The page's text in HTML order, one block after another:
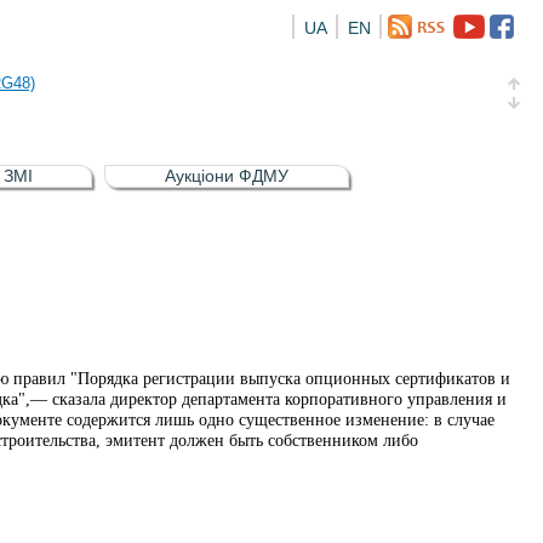
EN
UA
відсоткова електронна іменна (ISIN UA5000016726)
(ISIN UA4000232607)
відсоткова електронна іменна (ISIN UA5000016726)
ЗМІ Аукціони ФДМУ
"Порядка регистрации выпуска опционных сертификатов и
сказала директор департамента корпоративного управления и
содержится лишь одно существенное изменение: в случае
эмитент должен быть собственником либо